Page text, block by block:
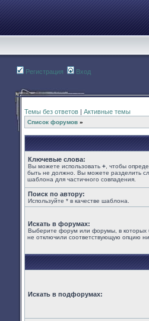
Регистрация Вход
Темы без ответов | Активные темы
Список форумов »
Ключевые слова:
Вы можете использовать + , чтобы
быть не должно. Вы можете разделить
шаблона для частичного совпадения.
Поиск по автору:
Используйте * в качестве шаблона.
Искать в форумах:
Выберите форум или форумы, в которых
не отключили соответствующую опцию
Искать в подфорумах: